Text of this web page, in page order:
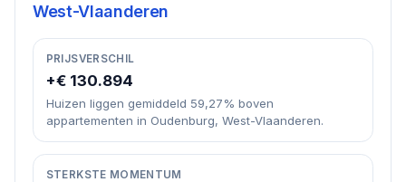
West-Vlaanderen
PRIJSVERSCHIL
+€ 130.894
Huizen liggen gemiddeld 59,27% boven
appartementen in Oudenburg, West-Vlaanderen.
STERKSTE MOMENTUM